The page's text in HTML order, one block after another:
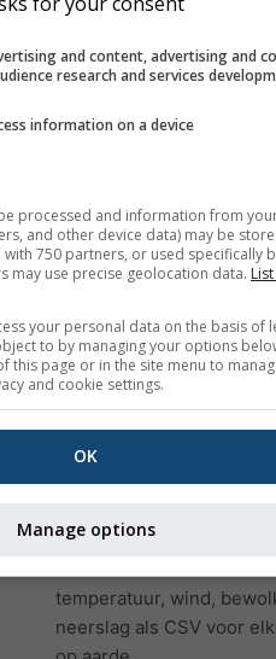
naast de coördinaten.
Het diagram \"15-
toont uurlijkse
dagelijkse
meer dan 6
maandelijkse
Wij bieden ook ruwe
koop aan. Neem
met ons op voor
informatie
(
Uurlijkse historische
weergegevens sinds
aangeschaft met
temperatuur, wind,
neerslag als CSV voor
and content, advertising and
research and services
information on a device
processed and information from
and other device data) may be
750 partners, or used specifically
may use precise geolocation data.
your personal data on the basis of
to by managing your options
this page or in the site menu to
and cookie settings.
OK
Manage options